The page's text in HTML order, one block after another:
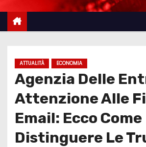
ATTUALITÀ ECONOMIA
Agenzia Delle
Attenzione Alle
Email: Ecco Come
Distinguere Le